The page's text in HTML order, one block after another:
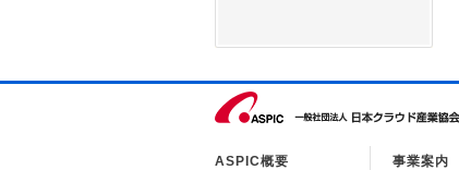
ASPIC概要
事業案内